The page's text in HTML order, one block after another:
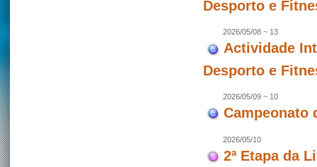
Desporto e
2026/05/08 ~ 13
Actividade
Desporto e
2026/05/09 ~ 10
Campeonato
2026/05/10
2ª Etapa da